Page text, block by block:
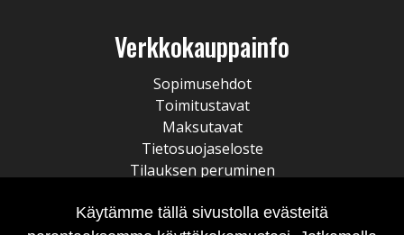
Verkkokauppainfo
Sopimusehdot
Toimitustavat
Maksutavat
Tietosuojaseloste
Tilauksen peruminen
Käytämme tällä sivustolla evästeitä